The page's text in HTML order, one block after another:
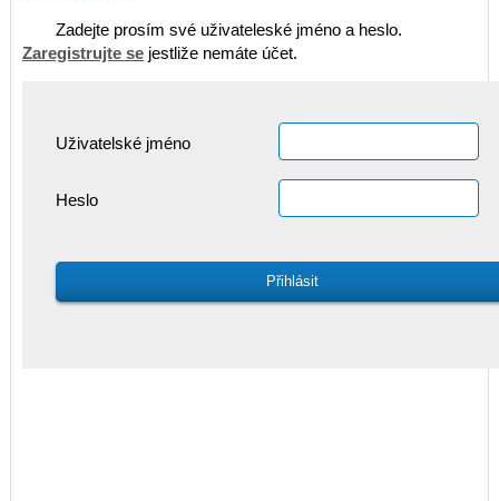
Zadejte prosím své uživateleské jméno a heslo.
Zaregistrujte se jestliže nemáte účet.
Uživatelské jméno
Heslo